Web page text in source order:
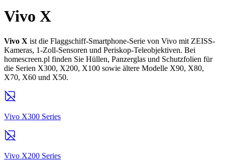
Vivo X
Vivo X ist die Flaggschiff-Smartphone-Serie von Vivo mit ZEISS-
Kameras, 1-Zoll-Sensoren und Periskop-Teleobjektiven. Bei
homescreen.pl finden Sie Hüllen, Panzerglas und Schutzfolien für
die Serien X300, X200, X100 sowie ältere Modelle X90, X80,
X70, X60 und X50.
Vivo X300 Series
Vivo X200 Series